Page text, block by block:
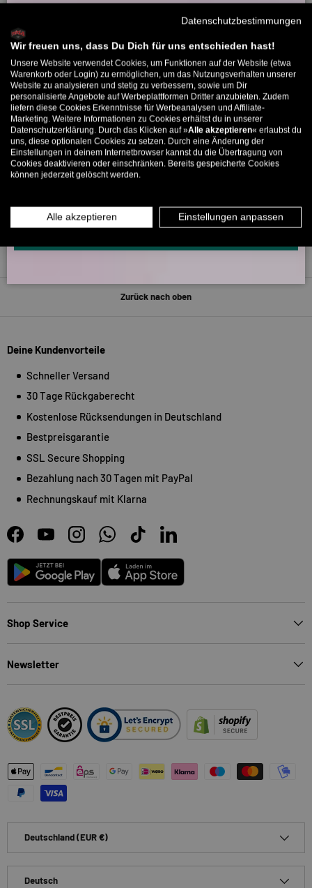
5323 Bewertungen
5323 266
Verifiziert von
Willkommensbonus
Willkommens-Rabattcode direkt per Mail zugeschickt.
Bis zu 11% Rabatt auf deine erste Bestellung. Aufgepasst: Du
kannst nur 1x wählen! 🤫
5% ab €80 9% ab €100 11% ab €150 🔥
E-Mail
MÄNNER
INFOS ÜBER WHATSAPP? KEIN PROBLEM!
KLICK HIER UND SCHICKE UNS DIE VORGESCHRIEBENE NACHRICHT,
Zurück nach oben
Deine Kundenvorteile
Schneller Versand
30 Tage Rückgaberecht
Kostenlose Rücksendungen in Deutschland
Bestpreisgarantie
SSL Secure Shopping
Bezahlung nach 30 Tagen mit PayPal
Rechnungskauf mit Klarna
FacebookYouTubeInstagramWhatsAppTikTokLinkedIn
Android App Store
Shop Service
Newsletter
Zahlungsmethoden
Deutschland (EUR €)
Deutsch
Datenschutzbestimmungen
Wir freuen uns, dass Du Dich für uns entschieden hast!
Unsere Website verwendet Cookies, um Funktionen auf der Website (etwa
Warenkorb oder Login) zu ermöglichen, um das Nutzungsverhalten unserer
Website zu analysieren und stetig zu verbessern, sowie um Dir
personalisierte Angebote auf Werbeplattformen Dritter anzubieten. Zudem
liefern diese Cookies Erkenntnisse für Werbeanalysen und Affiliate-
Marketing. Weitere Informationen zu Cookies erhältst du in unserer
Datenschutzerklärung. Durch das Klicken auf »Alle akzeptieren« erlaubst du
uns, diese optionalen Cookies zu setzen. Durch eine Änderung der
Einstellungen in deinem Internetbrowser kannst du die Übertragung von
Cookies deaktivieren oder einschränken. Bereits gespeicherte Cookies
können jederzeit gelöscht werden.
Alle akzeptieren Einstellungen anpassen